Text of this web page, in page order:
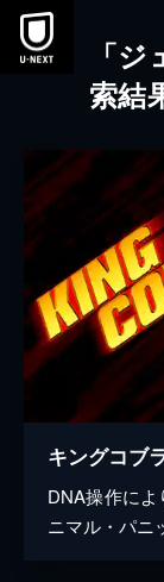
本文へスキップ
「
索結
キングコブ
DNA操作に
ニマル・パニ